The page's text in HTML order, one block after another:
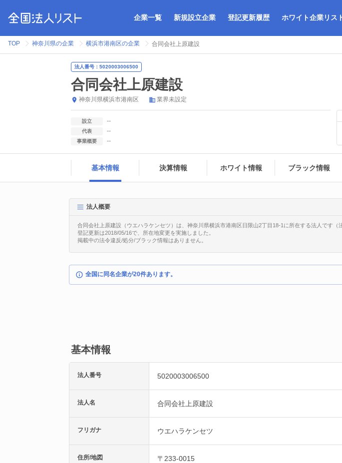
企業一覧 新規設立企業 登記更新履歴 ホワイト企業リス
TOP 神奈川県の企業 横浜市港南区の企業 合同会社上原建設
法人番号：5020003006500
合同会社上原建設
神奈川県横浜市港南区 業界未設定
設立 --
代表 --
事業概要 --
基本情報 決算情報 ホワイト情報 ブラック情報
法人概要
合同会社上原建設（ウエハラケンセツ）は、神奈川県横浜市港南区日限山2丁目18-1に所在する法人です（
登記更新は2018/05/16で、所在地変更を実施しました。
掲載中の法令違反/処分/ブラック情報はありません。
全国に同名企業が20件あります。
基本情報
法人番号 5020003006500
法人名 合同会社上原建設
フリガナ ウエハラケンセツ
住所/地図
〒233-0015